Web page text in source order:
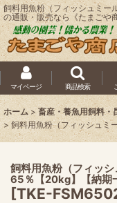
飼料用魚粉（フィッシュミー
の通販・販売なら《たまごや
マイページ 商品検索
ホーム > 畜産・養魚用飼料・
> 飼料用魚粉（フィッシュミ
飼料用魚粉（フィッ
65％【20kg】【納期
[TKE-